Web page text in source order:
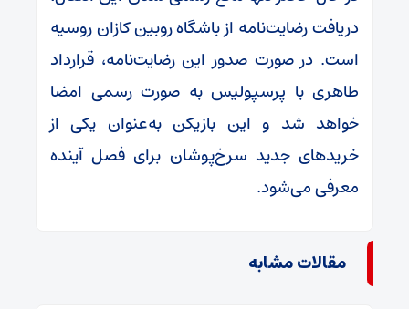
دریافت رضایت‌نامه از باشگاه روبین کازان روسیه
است. در صورت صدور این رضایت‌نامه، قرارداد
طاهری با پرسپولیس به صورت رسمی امضا
خواهد شد و این بازیکن به‌عنوان یکی از
خرید‌های جدید سرخ‌پوشان برای فصل آینده
معرفی می‌شود.
مقالات مشابه